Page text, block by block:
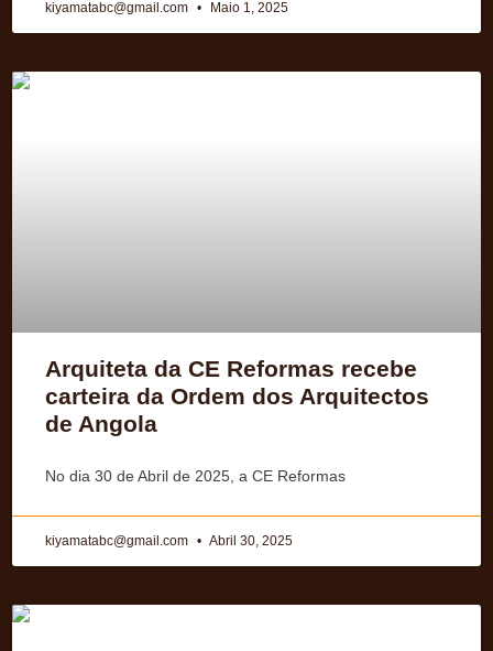
kiyamatabc@gmail.com Maio 1, 2025
Arquiteta da CE Reformas recebe
carteira da Ordem dos Arquitectos
de Angola
No dia 30 de Abril de 2025, a CE Reformas
kiyamatabc@gmail.com Abril 30, 2025